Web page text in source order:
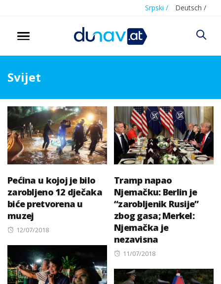
Srpski / Deutsch /
Svijet
Pećina u kojoj je bilo
zarobljeno 12 dječaka
biće pretvorena u
muzej
Posted
12/07/2018
Tramp napao
Njemačku: Berlin je
“zarobljenik Rusije”
zbog gasa; Merkel:
Njemačka je
nezavisna
Posted
11/07/2018